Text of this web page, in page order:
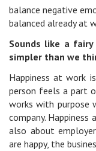
balance negative
balanced already at
Sounds like a
simpler than we
Happiness at work
person feels a part
works with purpose
company.
also about
are happy, the